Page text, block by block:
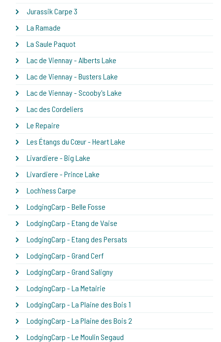
Jurassik Carpe 3
La Ramade
La Saule Paquot
Lac de Viennay - Alberts Lake
Lac de Viennay - Busters Lake
Lac de Viennay - Scooby's Lake
Lac des Cordeliers
Le Repaire
Les Étangs du Cœur - Heart Lake
Livardiere - Big Lake
Livardiere - Prince Lake
Loch'ness Carpe
LodgingCarp - Belle Fosse
LodgingCarp - Etang de Vaise
LodgingCarp - Etang des Persats
LodgingCarp - Grand Cerf
LodgingCarp - Grand Saligny
LodgingCarp - La Metairie
LodgingCarp - La Plaine des Bois 1
LodgingCarp - La Plaine des Bois 2
LodgingCarp - Le Moulin Segaud